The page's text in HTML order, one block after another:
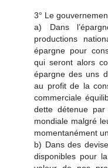
3° Le
a) Dans
productions
épargne pour
qui seront alors
épargne des uns
au profit de la
commerciale
dette détenue
mondiale malgré
momentanément
b) Dans des
disponibles pour